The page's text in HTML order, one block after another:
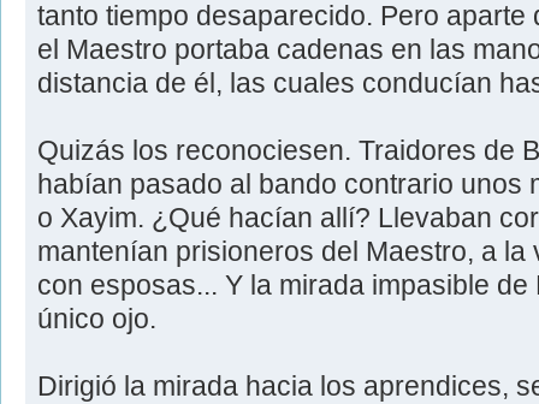
tanto tiempo desaparecido. Pero aparte
el Maestro portaba cadenas en las
distancia de él, las cuales conducían
Quizás los reconociesen. Traidores de
habían pasado al bando contrario unos
o Xayim. ¿Qué hacían allí? Llevaban
mantenían prisioneros del Maestro, a
con esposas... Y la mirada impasible
único ojo.
Dirigió la mirada hacia los aprendices,